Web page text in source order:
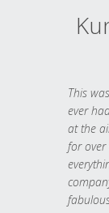
This
ever
at the
for